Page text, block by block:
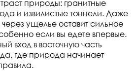
природы: гранитные
и извилистые тоннели. Даже
ущелье оставит сильное
если вы едете впервые.
вход в восточную часть
где природа начинает